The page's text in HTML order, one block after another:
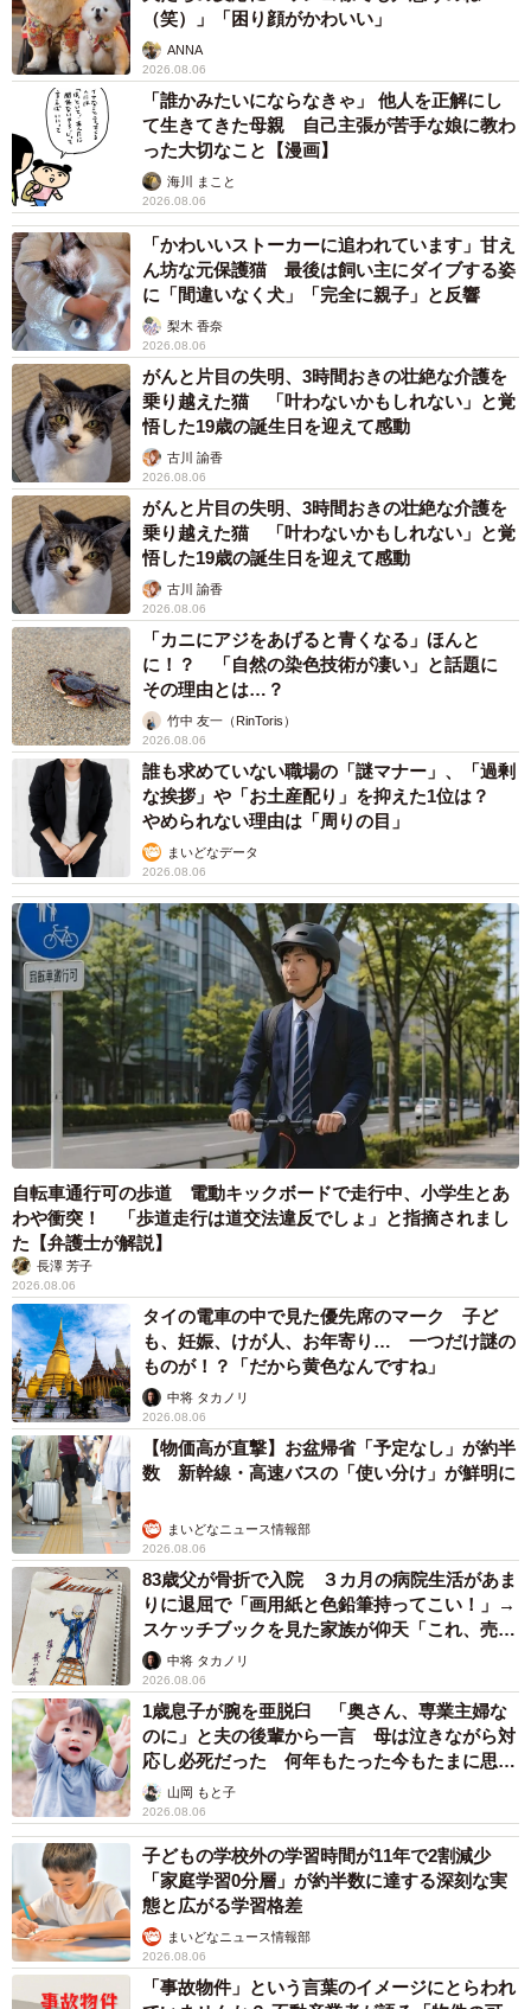
（笑）」「困り顔がかわいい」
ANNA
2026.08.06
「誰かみたいにならなきゃ」 他人を正解にし
て生きてきた母親 自己主張が苦手な娘に教わ
った大切なこと【漫画】
海川 まこと
2026.08.06
「かわいいストーカーに追われています」甘え
ん坊な元保護猫 最後は飼い主にダイブする姿
に「間違いなく犬」「完全に親子」と反響
梨木 香奈
2026.08.06
がんと片目の失明、3時間おきの壮絶な介護を
乗り越えた猫 「叶わないかもしれない」と覚
悟した19歳の誕生日を迎えて感動
古川 諭香
2026.08.06
がんと片目の失明、3時間おきの壮絶な介護を
乗り越えた猫 「叶わないかもしれない」と覚
悟した19歳の誕生日を迎えて感動
古川 諭香
2026.08.06
「カニにアジをあげると青くなる」ほんと
に！？ 「自然の染色技術が凄い」と話題に
その理由とは…？
竹中 友一（RinToris）
2026.08.06
誰も求めていない職場の「謎マナー」、「過剰
な挨拶」や「お土産配り」を抑えた1位は？
やめられない理由は「周りの目」
まいどなデータ
2026.08.06
自転車通行可の歩道 電動キックボードで走行中、小学生とあ
わや衝突！ 「歩道走行は道交法違反でしょ」と指摘されまし
た【弁護士が解説】
長澤 芳子
2026.08.06
タイの電車の中で見た優先席のマーク 子ど
も、妊娠、けが人、お年寄り… 一つだけ謎の
ものが！？「だから黄色なんですね」
中将 タカノリ
2026.08.06
【物価高が直撃】お盆帰省「予定なし」が約半
数 新幹線・高速バスの「使い分け」が鮮明に
まいどなニュース情報部
2026.08.06
83歳父が骨折で入院 ３カ月の病院生活があま
りに退屈で「画用紙と色鉛筆持ってこい！」→
スケッチブックを見た家族が仰天「これ、売れ
ますよ…」
中将 タカノリ
2026.08.06
1歳息子が腕を亜脱臼 「奥さん、専業主婦な
のに」と夫の後輩から一言 母は泣きながら対
応し必死だった 何年もたった今もたまに思い
出し…山岡 もと子
2026.08.06
子どもの学校外の学習時間が11年で2割減少
「家庭学習0分層」が約半数に達する深刻な実
態と広がる学習格差
まいどなニュース情報部
2026.08.06
「事故物件」という言葉のイメージにとらわれ